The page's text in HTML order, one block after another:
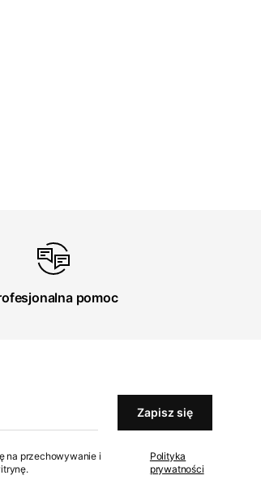
pomoc
Zapisz się
na przechowywanie i
Polityka
prywatności